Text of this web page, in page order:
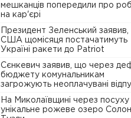
мешканців попередили про
на кар'єрі
Президент Зеленський
США щомісяця постачатимуть
Україні ракети до Patriot
Сєнкевич заявив, що через
бюджету комунальникам
загрожують неоплачувані
На Миколаївщині через посуху
унікальне рожеве озеро